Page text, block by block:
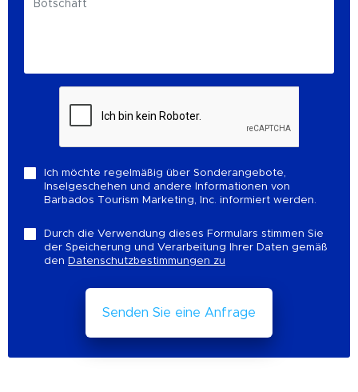
Ich möchte regelmäßig über Sonderangebote,
Inselgeschehen und andere Informationen von
Barbados Tourism Marketing, Inc. informiert werden.
Durch die Verwendung dieses Formulars stimmen Sie
der Speicherung und Verarbeitung Ihrer Daten gemäß
den Datenschutzbestimmungen zu